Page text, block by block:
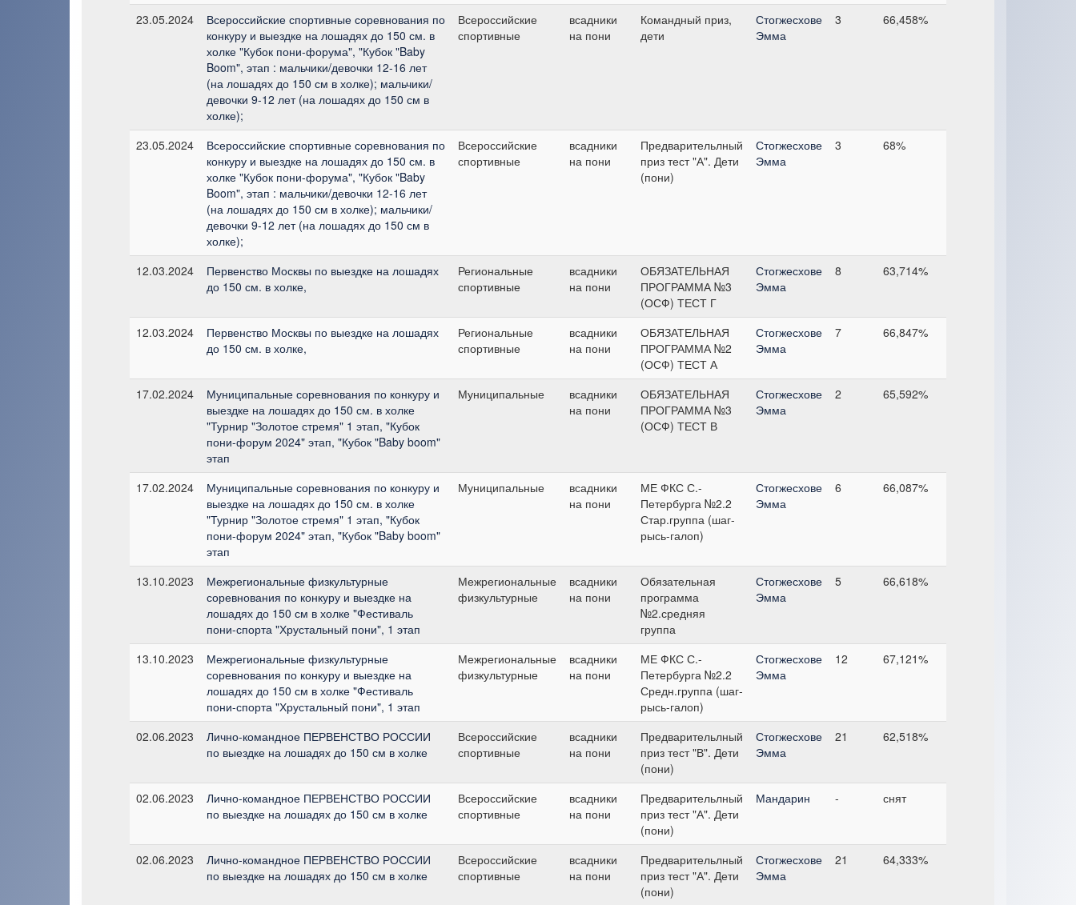
23.05.2024
Всероссийские спортивные соревнования по
конкуру и выездке на лошадях до 150 см. в
холке "Кубок пони-форума", "Кубок "Baby
Boom", этап : мальчики/девочки 12-16 лет
(на лошадях до 150 см в холке); мальчики/
девочки 9-12 лет (на лошадях до 150 см в
холке);
Всероссийские
спортивные
всадники
на пони
Командный приз,
дети
Стогжесхове
Эмма
3 66,458%
23.05.2024
Всероссийские спортивные соревнования по
конкуру и выездке на лошадях до 150 см. в
холке "Кубок пони-форума", "Кубок "Baby
Boom", этап : мальчики/девочки 12-16 лет
(на лошадях до 150 см в холке); мальчики/
девочки 9-12 лет (на лошадях до 150 см в
холке);
Всероссийские
спортивные
всадники
на пони
Предварительлный
приз тест "А". Дети
(пони)
Стогжесхове
Эмма
3 68%
12.03.2024
Первенство Москвы по выездке на лошадях
до 150 см. в холке,
Региональные
спортивные
всадники
на пони
ОБЯЗАТЕЛЬНАЯ
ПРОГРАММА №3
(ОСФ) ТЕСТ Г
Стогжесхове
Эмма
8 63,714%
12.03.2024
Первенство Москвы по выездке на лошадях
до 150 см. в холке,
Региональные
спортивные
всадники
на пони
ОБЯЗАТЕЛЬНАЯ
ПРОГРАММА №2
(ОСФ) ТЕСТ А
Стогжесхове
Эмма
7 66,847%
17.02.2024
Муниципальные соревнования по конкуру и
выездке на лошадях до 150 см. в холке
"Турнир "Золотое стремя" 1 этап, "Кубок
пони-форум 2024" этап, "Кубок "Baby boom"
этап
Муниципальные
всадники
на пони
ОБЯЗАТЕЛЬНАЯ
ПРОГРАММА №3
(ОСФ) ТЕСТ В
Стогжесхове
Эмма
2 65,592%
17.02.2024
Муниципальные соревнования по конкуру и
выездке на лошадях до 150 см. в холке
"Турнир "Золотое стремя" 1 этап, "Кубок
пони-форум 2024" этап, "Кубок "Baby boom"
этап
Муниципальные
всадники
на пони
МЕ ФКС С.-
Петербурга №2.2
Стар.группа (шаг-
рысь-галоп)
Стогжесхове
Эмма
6 66,087%
13.10.2023
Межрегиональные физкультурные
соревнования по конкуру и выездке на
лошадях до 150 см в холке "Фестиваль
пони-спорта "Хрустальный пони", 1 этап
Межрегиональные
физкультурные
всадники
на пони
Обязательная
программа
№2.средняя
группа
Стогжесхове
Эмма
5 66,618%
13.10.2023
Межрегиональные физкультурные
соревнования по конкуру и выездке на
лошадях до 150 см в холке "Фестиваль
пони-спорта "Хрустальный пони", 1 этап
Межрегиональные
физкультурные
всадники
на пони
МЕ ФКС С.-
Петербурга №2.2
Средн.группа (шаг-
рысь-галоп)
Стогжесхове
Эмма
12 67,121%
02.06.2023
Лично-командное ПЕРВЕНСТВО РОССИИ
по выездке на лошадях до 150 см в холке
Всероссийские
спортивные
всадники
на пони
Предварительлный
приз тест "В". Дети
(пони)
Стогжесхове
Эмма
21 62,518%
02.06.2023
Лично-командное ПЕРВЕНСТВО РОССИИ
по выездке на лошадях до 150 см в холке
Всероссийские
спортивные
всадники
на пони
Предварительлный
приз тест "А". Дети
(пони)
Мандарин - снят
02.06.2023
Лично-командное ПЕРВЕНСТВО РОССИИ
по выездке на лошадях до 150 см в холке
Всероссийские
спортивные
всадники
на пони
Предварительлный
приз тест "А". Дети
(пони)
Стогжесхове
Эмма
21 64,333%